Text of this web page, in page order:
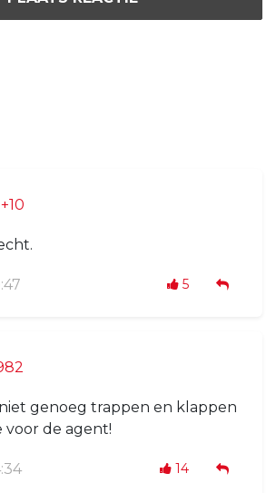
+10
5
genoeg trappen en klappen
voor de agent!
14